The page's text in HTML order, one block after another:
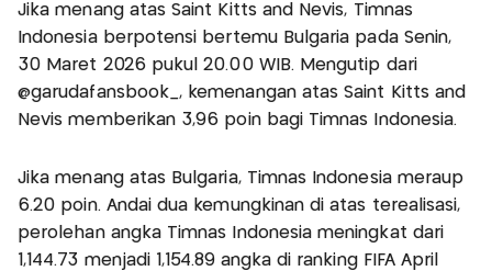
Jika menang atas Saint Kitts and Nevis, Timnas
Indonesia berpotensi bertemu Bulgaria pada Senin,
30 Maret 2026 pukul 20.00 WIB. Mengutip dari
@garudafansbook_, kemenangan atas Saint Kitts and
Nevis memberikan 3,96 poin bagi Timnas Indonesia.
Jika menang atas Bulgaria, Timnas Indonesia meraup
6.20 poin. Andai dua kemungkinan di atas terealisasi,
perolehan angka Timnas Indonesia meningkat dari
1,144.73 menjadi 1,154.89 angka di ranking FIFA April